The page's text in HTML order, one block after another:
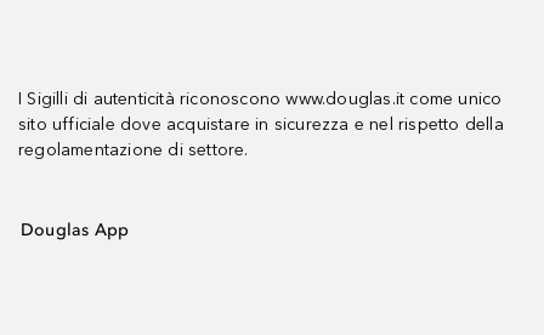
I Sigilli di autenticità riconoscono www.douglas.it come unico
sito ufficiale dove acquistare in sicurezza e nel rispetto della
regolamentazione di settore.
Douglas App